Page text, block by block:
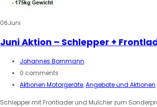
06Juni
Juni Aktion – Schlepper +
Johannes Bornmann
0 comments
Aktionen Motorgeräte,Angebote und Aktionen
Schlepper mit Frontlader und Mulcher zum